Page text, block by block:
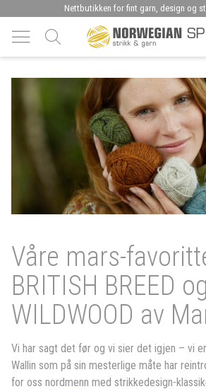
Nettbutikken for fint garn, design og
Våre mars-
BRITISH BREED og
WILDWOOD av
Vi har sagt det før og vi sier det igjen – vi
Wallin som på sin mesterlige måte har
for oss nordmenn med strikkedesign-